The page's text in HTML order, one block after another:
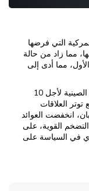
التي فرضها
مما زاد من حالة
مما أدى إلى
على الصعيد العالمي، انخفض العائد على السندات الصينية لأجل 10
مع توتر العلاقات
انخفضت العوائد
التضخم القوية، على
في السياسة على